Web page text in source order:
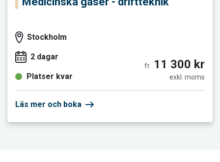
Stockholm
2 dagar
Platser kvar
fr. 11 300 kr
exkl. moms
Läs mer och boka